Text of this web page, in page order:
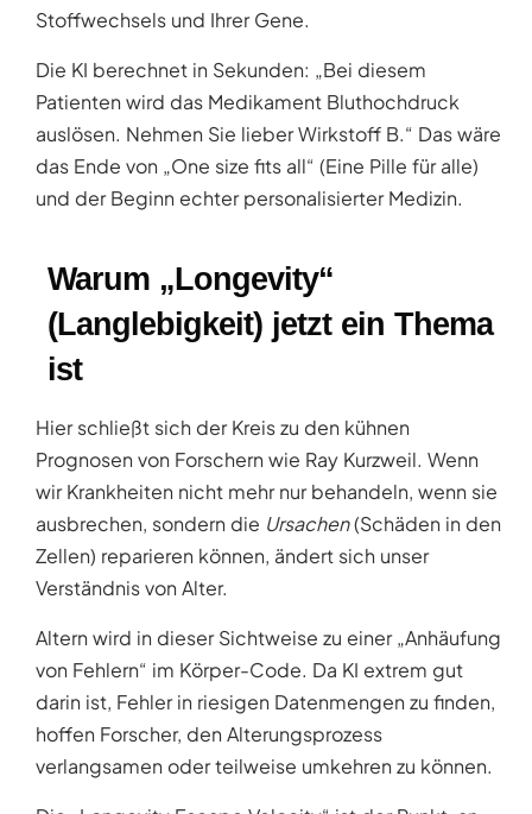
Stoffwechsels und Ihrer Gene.
Die KI berechnet in Sekunden: „Bei diesem
Patienten wird das Medikament Bluthochdruck
auslösen. Nehmen Sie lieber Wirkstoff B.“ Das wäre
das Ende von „One size fits all“ (Eine Pille für alle)
und der Beginn echter personalisierter Medizin.
Warum „Longevity“
(Langlebigkeit) jetzt ein Thema
ist
Hier schließt sich der Kreis zu den kühnen
Prognosen von Forschern wie Ray Kurzweil. Wenn
wir Krankheiten nicht mehr nur behandeln, wenn sie
ausbrechen, sondern die Ursachen(Schäden in den
Zellen) reparieren können, ändert sich unser
Verständnis von Alter.
Altern wird in dieser Sichtweise zu einer „Anhäufung
von Fehlern“ im Körper-Code. Da KI extrem gut
darin ist, Fehler in riesigen Datenmengen zu finden,
hoffen Forscher, den Alterungsprozess
verlangsamen oder teilweise umkehren zu können.